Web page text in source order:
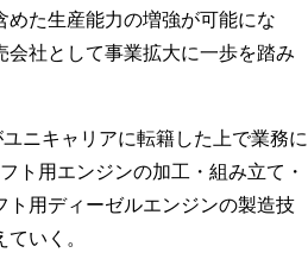
た生産能力の増強が可能にな
社として事業拡大に一歩を踏み
ニキャリアに転籍した上で業務に
ト用エンジンの加工・組み立て・
用ディーゼルエンジンの製造技
いく。